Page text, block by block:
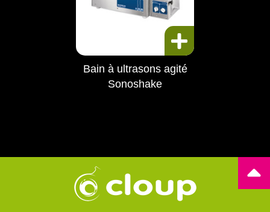
Bain à ultrasons agité
Sonoshake